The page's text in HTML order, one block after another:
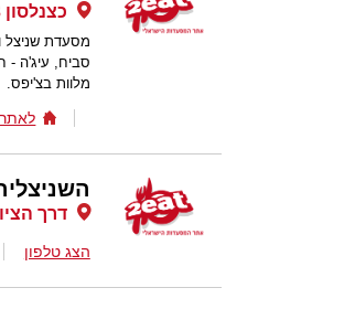
כצנלסון 53, גבעתיים
מסעדת שניצל
סביח, עיג'ה -
מלוות בצ'יפס.
לאתר
דרך הציונות 56, מרכז
הצג טלפון